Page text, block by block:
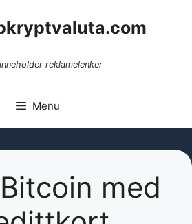
reklamelenker
Menu
med